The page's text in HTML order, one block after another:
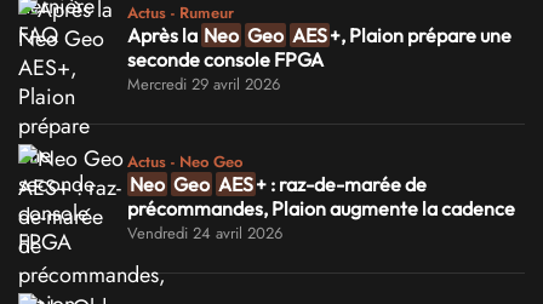
Actus - Rumeur
Après la Neo Geo AES+, Plaion prépare une
seconde console FPGA
Mercredi 29 avril 2026
Actus - Neo Geo
Neo Geo AES+ : raz-de-marée de
précommandes, Plaion augmente la cadence
Vendredi 24 avril 2026